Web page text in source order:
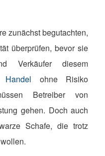
zunächst begutachten,
überprüfen, bevor sie
Verkäufer diesem
Handel ohne Risiko
Betreiber von
gehen. Doch auch
Schafe, die trotz